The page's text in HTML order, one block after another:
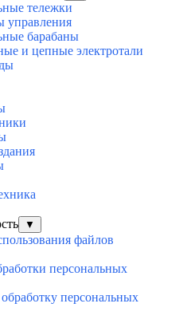
тележки
управления
барабаны
и цепные электротали
▼
файлов
персональных
персональных